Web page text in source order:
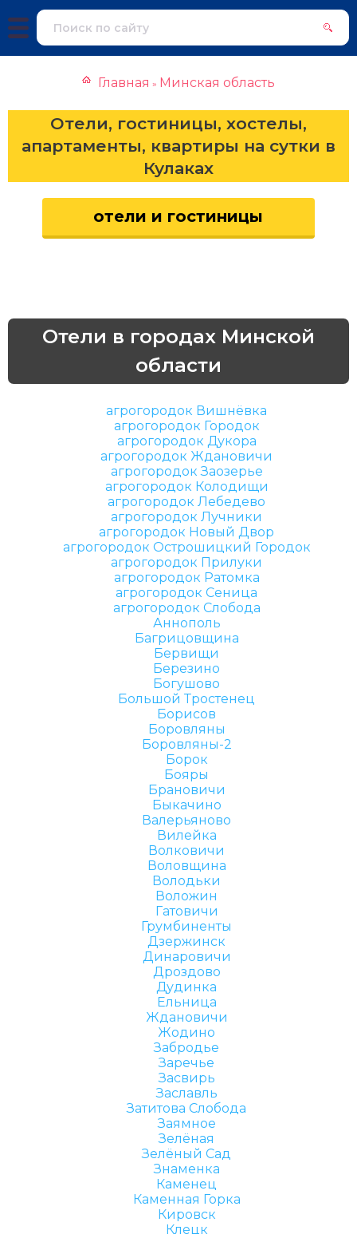
Главная » Минская область
Отели, гостиницы, хостелы,
апартаменты, квартиры на сутки в
Кулаках
отели и гостиницы
Отели в городах Минской
области
агрогородок Вишнёвка
агрогородок Городок
агрогородок Дукора
агрогородок Ждановичи
агрогородок Заозерье
агрогородок Колодищи
агрогородок Лебедево
агрогородок Лучники
агрогородок Новый Двор
агрогородок Острошицкий Городок
агрогородок Прилуки
агрогородок Ратомка
агрогородок Сеница
агрогородок Слобода
Аннополь
Багрицовщина
Бервищи
Березино
Богушово
Большой Тростенец
Борисов
Боровляны
Боровляны-2
Борок
Бояры
Брановичи
Быкачино
Валерьяново
Вилейка
Волковичи
Воловщина
Володьки
Воложин
Гатовичи
Грумбиненты
Дзержинск
Динаровичи
Дроздово
Дудинка
Ельница
Ждановичи
Жодино
Забродье
Заречье
Засвирь
Заславль
Затитова Слобода
Заямное
Зелёная
Зелёный Сад
Знаменка
Каменец
Каменная Горка
Кировск
Клецк